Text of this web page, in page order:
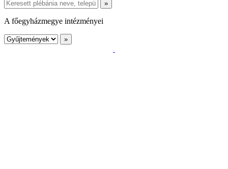
A főegyházmegye intézményei